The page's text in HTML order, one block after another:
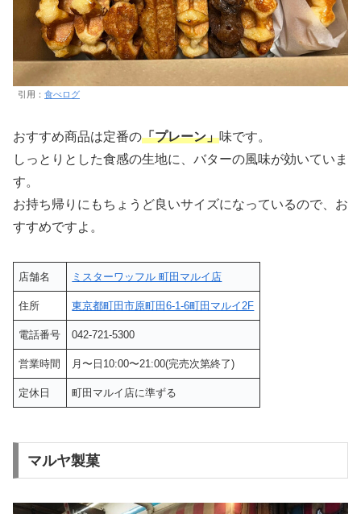
引用： 食べログ
おすすめ商品は定番の「プレーン」味です。
しっとりとした食感の生地に、バターの風味が効いていま
す。
お持ち帰りにもちょうど良いサイズになっているので、お
すすめですよ。
店舗名 ミスターワッフル 町田マルイ店
住所 東京都町田市原町田6-1-6町田マルイ2F
電話番号 042-721-5300
営業時間 月〜日10:00〜21:00(完売次第終了)
定休日 町田マルイ店に準ずる
マルヤ製菓